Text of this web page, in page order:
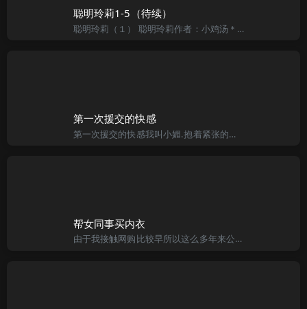
聪明玲莉1-5（待续）
聪明玲莉（１） 聪明玲莉作者：小鸡汤＊＊＊＊＊＊＊＊＊＊＊＊＊＊＊＊＊＊＊＊＊＊＊＊＊＊＊＊＊＊＊＊＊＊＊ 《女友的联谊派对》的失败，令我对写文章的打击不少，到后期我已经完全无法驾驭故事，甚至安排不了
第一次援交的快感
第一次援交的快感我叫小媚.抱着紧张的心情，上了某个情色的聊天室，果然马上就有一大堆人密谈给我獌瑳瑱瑭，绹绽网绲在这几个人之中，我一一筛选塴堑塾墐，榜槊槔榶选到一个昵称为“阿同”的软体工程师（因为背景较
帮女同事买内衣
由于我接触网购比较早所以这么多年来公司好多同事都让我帮忙在网上买过东西，后来我发现了一个问题，就是男同事们基本都会自己买了，可女同事会的就那么几个，但因为我接触的时间长，所以不会买的同事还是都找我帮忙